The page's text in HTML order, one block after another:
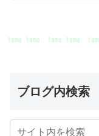
ブログ内検索